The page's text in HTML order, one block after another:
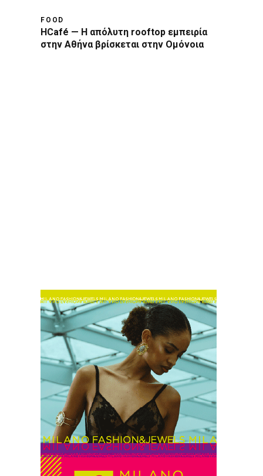
FOOD
HCafé — Η απόλυτη rooftop εμπειρία
στην Αθήνα βρίσκεται στην Ομόνοια